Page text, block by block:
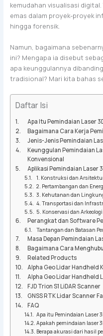
kemudahan visualisasi
emas dalam proyek-proyek
hingga forensik.
Namun, bagaimana
ini? Mengapa ia disebut
apa keunggulannya
tradisional? Mari kita bahas
Daftar Isi
Apa Itu Pemindaian Laser
Bagaimana Cara Kerja
Jenis-Jenis Pemindaian
Keunggulan Pemindaian
Konvensional
Aplikasi Pemindaian Laser
1. Konstruksi dan
2. Pertambangan dan
3. Kehutanan dan
4. Transportasi dan
5. Konservasi dan Arkeologi
Perangkat dan Software
Tantangan dan Batasan
Masa Depan Pemindaian
Bagaimana Cara
Related Products
Alpha Geo Lidar Handheld
Alpha Geo Lidar Handheld
FJD Trion S1 LiDAR Scanner
GNSS RTK Lidar Scanner
FAQ
Apa itu Pemindaian Laser
Apakah pemindaian laser
Berapa akurasi dari hasil